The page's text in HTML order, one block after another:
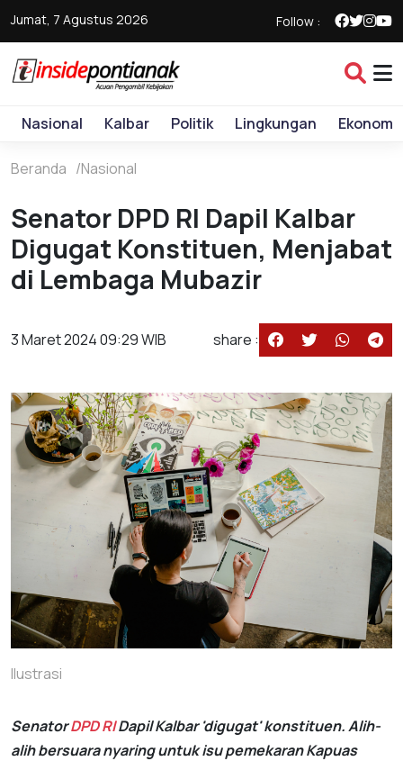
Jumat, 7 Agustus 2026 Follow :
Nasional Kalbar Politik Lingkungan Ekonomi
Beranda Nasional
Senator DPD RI Dapil Kalbar
Digugat Konstituen, Menjabat
di Lembaga Mubazir
3 Maret 2024 09:29 WIB share :
Ilustrasi
SenatorDPD RIDapil Kalbar 'digugat' konstituen. Alih-
alih bersuara nyaring untuk isu pemekaran Kapuas